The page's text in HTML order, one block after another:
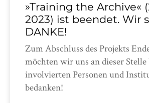
»Training the Archive«
2023) ist beendet. Wir
DANKE!
Zum Abschluss des Projekts
möchten wir uns an dieser Stelle
involvierten Personen und
bedanken!